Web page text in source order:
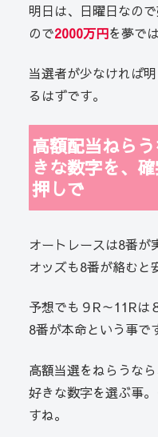
明日は、日曜日なの
ので2000万円を夢で
当選者が少なければ
るはずです。
高額配当ねら
きな数字を、
押しで
オートレースは8番が
オッズも8番が絡むと
予想でも９R～11Rは
8番が本命という事で
高額当選をねらうな
好きな数字を選ぶ事
すね。